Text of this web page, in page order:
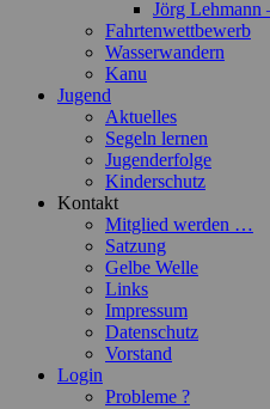
Jörg Lehmann
Fahrtenwettbewerb
Wasserwandern
Kanu
Jugend
Aktuelles
Segeln lernen
Jugenderfolge
Kinderschutz
Kontakt
Mitglied werden …
Satzung
Gelbe Welle
Links
Impressum
Datenschutz
Vorstand
Login
Probleme ?